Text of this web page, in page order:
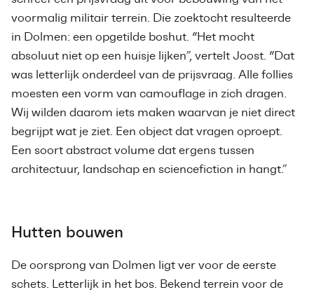
voormalig militair terrein. Die zoektocht resulteerde
in Dolmen: een opgetilde boshut. “Het mocht
absoluut niet op een huisje lijken”, vertelt Joost. “Dat
was letterlijk onderdeel van de prijsvraag. Alle follies
moesten een vorm van camouflage in zich dragen.
Wij wilden daarom iets maken waarvan je niet direct
begrijpt wat je ziet. Een object dat vragen oproept.
Een soort abstract volume dat ergens tussen
architectuur, landschap en sciencefiction in hangt.”
Hutten bouwen
De oorsprong van Dolmen ligt ver voor de eerste
schets. Letterlijk in het bos. Bekend terrein voor de